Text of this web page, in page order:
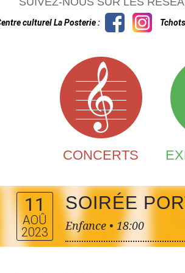
culturel La Posterie :
CONCERTS
11
AOÛ
2023
SOIRÉE
Enfance • 18:00